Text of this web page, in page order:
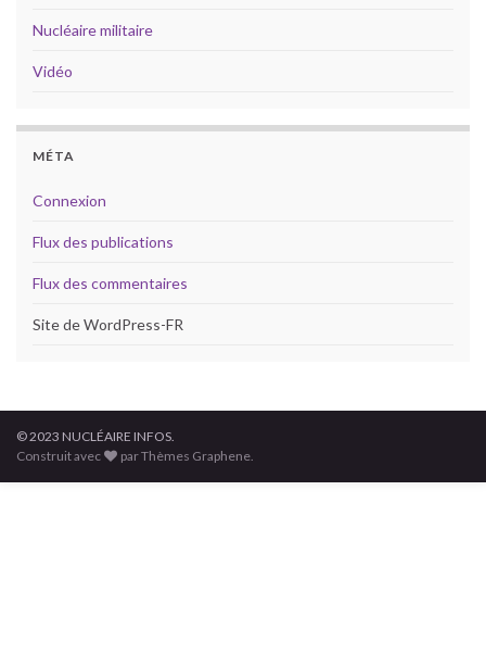
Nucléaire militaire
Vidéo
MÉTA
Connexion
Flux des publications
Flux des commentaires
Site de WordPress-FR
© 2023 NUCLÉAIRE INFOS.
Construit avec
par Thèmes Graphene.